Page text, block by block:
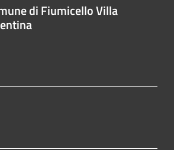
di Fiumicello Villa